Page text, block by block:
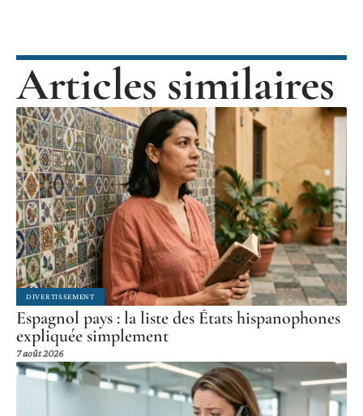
Articles similaires
DIVERTISSEMENT
Espagnol pays : la liste des États hispanophones
expliquée simplement
7 août 2026